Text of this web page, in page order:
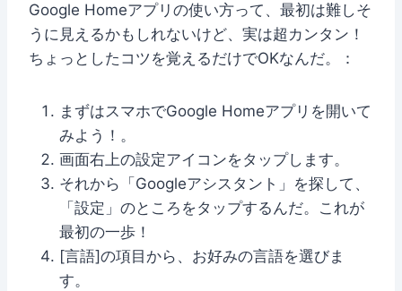
Google Homeアプリの使い方って、最初は難しそ
うに見えるかもしれないけど、実は超カンタン！
ちょっとしたコツを覚えるだけでOKなんだ。：
まずはスマホでGoogle Homeアプリを開いて
みよう！。
画面右上の設定アイコンをタップします。
それから「Googleアシスタント」を探して、
「設定」のところをタップするんだ。これが
最初の一歩！
[言語]の項目から、お好みの言語を選びま
す。